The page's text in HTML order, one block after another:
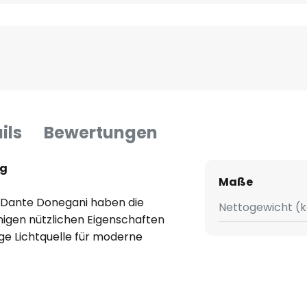
Bewertungen
Donegani haben die
nützlichen Eigenschaften
Lichtquelle für moderne
Maße
Nettogewicht